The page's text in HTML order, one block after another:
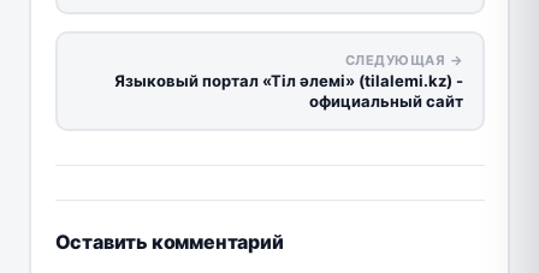
СЛЕДУЮЩАЯ →
Языковый портал «Тіл әлемі» (tilalemi.kz) -
официальный сайт
Оставить комментарий